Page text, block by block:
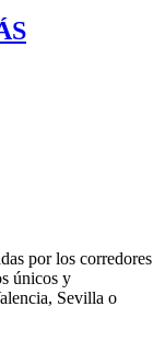
por los corredores
únicos y
Sevilla o